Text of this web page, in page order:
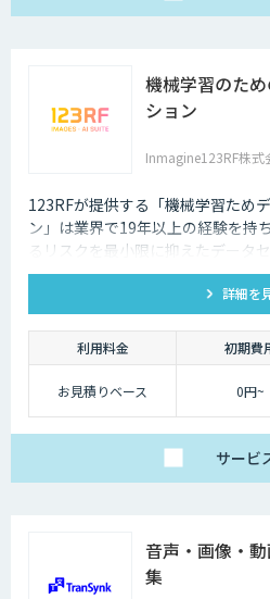
機械学習のた
ション
Inmagine123RF株式
123RFが提供する「機械学習ため
ン」は業界で19年以上の経験を持
るリスクを最小限に抑えたデータ
す。
詳細を
利用料金 初期費
お見積りベース 0円~
サービ
音声・画像・
集